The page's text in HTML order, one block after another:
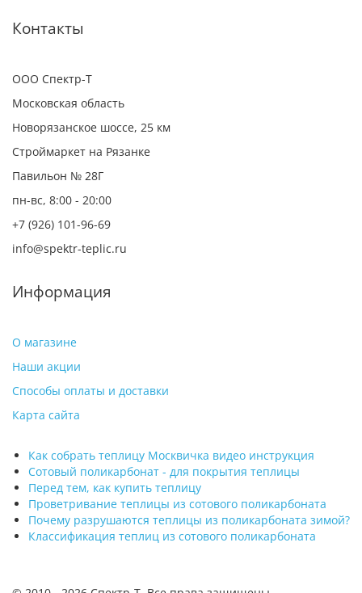
Контакты
ООО Спектр-Т
Московская область
Новорязанское шоссе, 25 км
Строймаркет на Рязанке
Павильон № 28Г
пн-вс, 8:00 - 20:00
+7 (926) 101-96-69
info@spektr-teplic.ru
Информация
О магазине
Наши акции
Способы оплаты и доставки
Карта сайта
Как собрать теплицу Москвичка видео инструкция
Сотовый поликарбонат - для покрытия теплицы
Перед тем, как купить теплицу
Проветривание теплицы из сотового поликарбоната
Почему разрушаются теплицы из поликарбоната зимой?
Классификация теплиц из сотового поликарбоната